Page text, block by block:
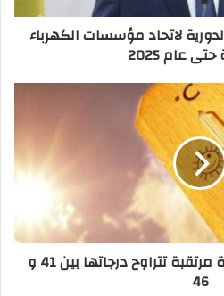
لاتحاد مؤسسات الكهرباء
عام 2025
نشرة إنذارية .. موجة حرارة مرتقبة تتراوح درجاتها بين 41 و
46